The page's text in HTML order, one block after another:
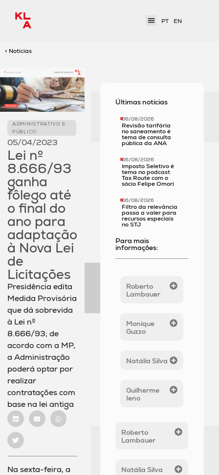
PT EN
< Notícias
ADMINISTRATIVO E
PÚBLICO
05/04/2023
Lei nº
8.666/93
ganha
fôlego até
o final do
ano para
adaptação
à Nova Lei
de
Licitações
Presidência edita
Medida Provisória
que dá sobrevida
à Lei nº
8.666/93; de
acordo com a MP,
a Administração
poderá optar por
realizar
contratações com
base na lei antiga
Na sexta-feira, a
Últimas notícias
06/08/2026
Revisão tarifária
no saneamento é
tema de consulta
pública da ANA
06/08/2026
Imposto Seletivo é
tema no podcast
Tax Route com o
sócio Felipe Omori
06/08/2026
Filtro da relevância
passa a valer para
recursos especiais
no STJ
Para mais
informações:
Roberto
Lambauer
Monique
Guzzo
Natália Silva
Guilherme
Ieno
Roberto
Lambauer
Natália Silva